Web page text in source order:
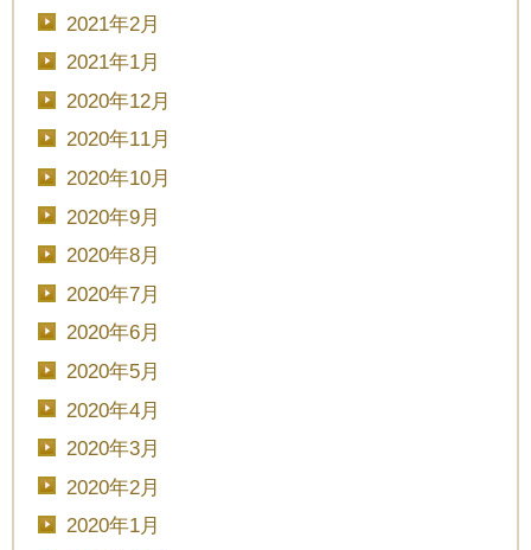
2021年2月
2021年1月
2020年12月
2020年11月
2020年10月
2020年9月
2020年8月
2020年7月
2020年6月
2020年5月
2020年4月
2020年3月
2020年2月
2020年1月